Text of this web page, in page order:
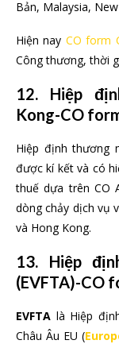
Bản, Malaysia,
Hiện nay CO form
Công thương, thời
12. Hiệp
Kong-CO
Hiệp định thương
được kí kết và có
thuế dựa trên CO
dòng chảy dịch vụ
và Hong Kong.
13. Hiệp
(EVFTA)-CO
EVFTA là Hiệp
Châu Âu EU (